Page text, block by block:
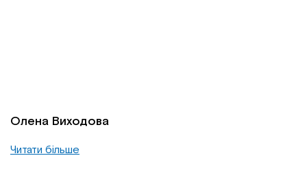
Олена Виходова
Читати більше